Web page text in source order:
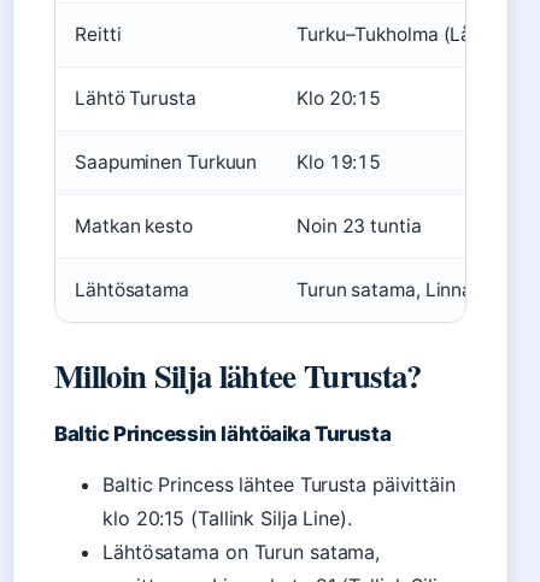
Reitti Turku–Tukholma
Lähtö Turusta Klo 20:15
Saapuminen Turkuun Klo 19:15
Matkan kesto Noin 23 tuntia
Lähtösatama Turun satama, Linnankatu
Milloin Silja lähtee Turusta?
Baltic Princessin lähtöaika Turusta
Baltic Princess lähtee Turusta päivittäin
klo 20:15 (Tallink Silja Line).
Lähtösatama on Turun satama,